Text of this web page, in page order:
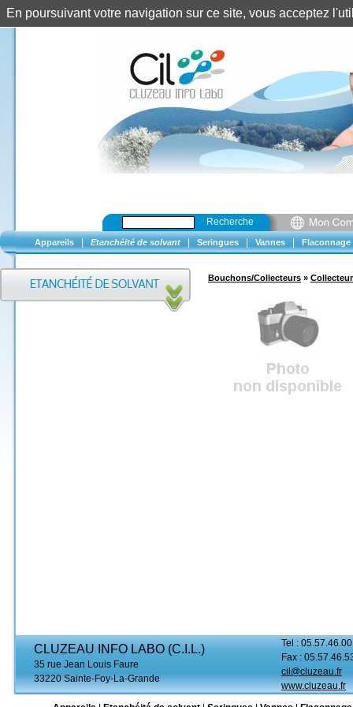
Recherche
Appareils Etanchéité de solvant Seringues Vannes Flaconnage
Bouchons/Collecteurs »
CLUZEAU INFO LABO (C.I.L.)
35 rue Jean Louis Faure
33220 Sainte-Foy-La-Grande
Tel :
Fax :
cil@cluzeau.fr
www.cluzeau.fr
En poursuivant votre navigation sur ce site, vous acceptez